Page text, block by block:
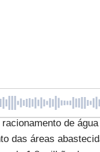
de
das áreas